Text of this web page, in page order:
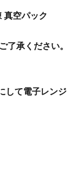
真空パック
了承ください。
して電子レンジ